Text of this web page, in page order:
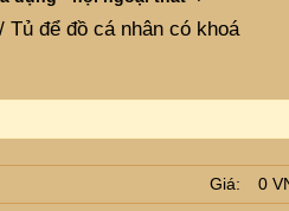
Tủ để đồ cá nhân có khoá
Giá 0